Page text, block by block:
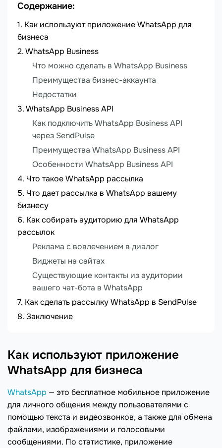
Содержание:
Как используют приложение WhatsApp для
бизнеса
WhatsApp Business
Что можно сделать в WhatsApp Business
Преимущества бизнес-аккаунта
Недостатки
WhatsApp Business API
Как подключить WhatsApp Business API
через SendPulse
Преимущества WhatsApp Business API
Особенности WhatsApp Business API
Что такое WhatsApp рассылка
Что дает рассылка в WhatsApp вашему
бизнесу
Как собирать аудиторию для WhatsApp
рассылок
Реклама с вовлечением в диалог
Виджеты на сайтах
Существующие контакты из аудитории
вашего чат-бота в WhatsApp
Как сделать рассылку WhatsApp в SendPulse
Заключение
Как используют приложение
WhatsApp для бизнеса
WhatsApp — это бесплатное мобильное приложение
для личного общения между пользователями с
помощью текста и видеозвонков, а также для обмена
файлами, изображениями и голосовыми
сообщениями. По статистике, приложение